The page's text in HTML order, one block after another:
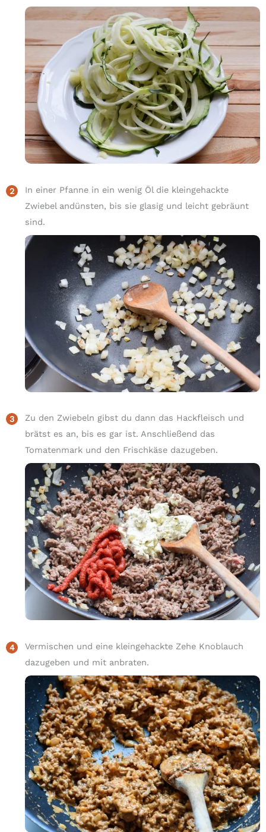
In einer Pfanne in ein wenig Öl die kleingehackte
Zwiebel andünsten, bis sie glasig und leicht gebräunt
sind.
Zu den Zwiebeln gibst du dann das Hackfleisch und
brätst es an, bis es gar ist. Anschließend das
Tomatenmark und den Frischkäse dazugeben.
Vermischen und eine kleingehackte Zehe Knoblauch
dazugeben und mit anbraten.